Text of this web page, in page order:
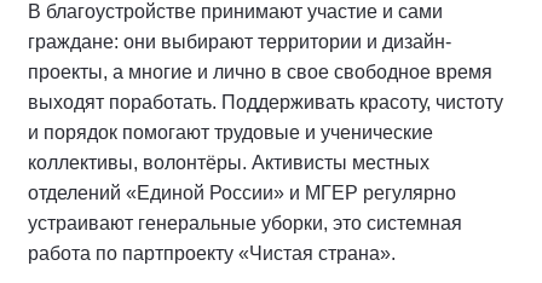
В благоустройстве принимают участие и сами
граждане: они выбирают территории и дизайн-
проекты, а многие и лично в свое свободное время
выходят поработать. Поддерживать красоту, чистоту
и порядок помогают трудовые и ученические
коллективы, волонтёры. Активисты местных
отделений «Единой России» и МГЕР регулярно
устраивают генеральные уборки, это системная
работа по партпроекту «Чистая страна».